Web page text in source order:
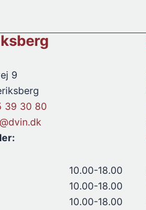
9
39 30 80
10.00-18.00
10.00-18.00
10.00-18.00